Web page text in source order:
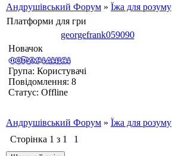
Андрушівський Форум » Їжа для розуму
Платформи для гри
georgefrank059090
Новачок
Група: Користувачі
Повідомлення: 8
Статус: Offline
Андрушівський Форум » Їжа для розуму
Сторінка 1 з 1
1